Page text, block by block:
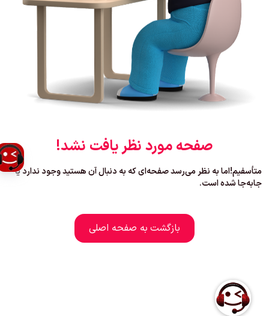
صفحه مورد نظر یافت نشد!
متأسفیم!اما به نظر می‌رسد صفحه‌ای که به دنبال آن هستید وجود ندارد یا
جابه‌جا شده است.
بازگشت به صفحه اصلی